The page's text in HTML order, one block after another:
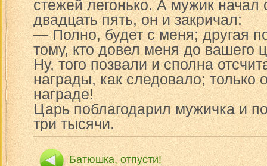
стежей легонько. А мужик начал
двадцать пять, он и закричал:
— Полно, будет с меня; другая
тому, кто довел меня до вашего
Ну, того позвали и сполна
награды, как следовало; только
награде!
Царь поблагодарил мужичка и
три тысячи.
Батюшка, отпусти!